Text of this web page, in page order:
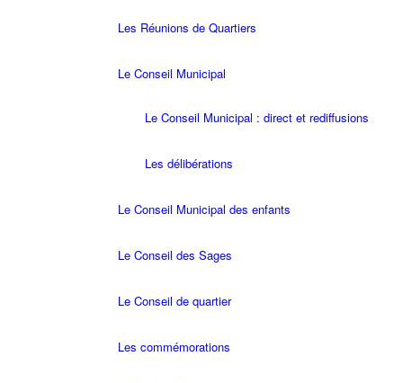
Les Réunions de Quartiers
Le Conseil Municipal
Le Conseil Municipal : direct et rediffusions
Les délibérations
Le Conseil Municipal des enfants
Le Conseil des Sages
Le Conseil de quartier
Les commémorations